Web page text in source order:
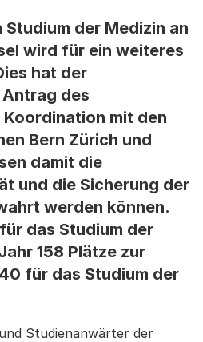
Studium der Medizin an
wird für ein weiteres
hat der
des
mit den
Bern Zürich und
damit die
und die Sicherung der
werden können.
das Studium der
158 Plätze zur
für das Studium der
Studienanwärter der